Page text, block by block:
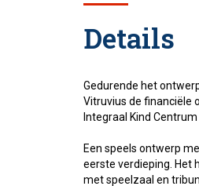
Details
Gedurende het
Vitruvius de financiële
Integraal Kind Centrum
Een speels ontwerp
eerste verdieping. Het
met speelzaal en